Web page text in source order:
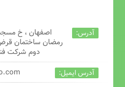
آدرس:
اصفهان ، خ
رمضان ساختمان
دوم شرکت
آدرس ایمیل: